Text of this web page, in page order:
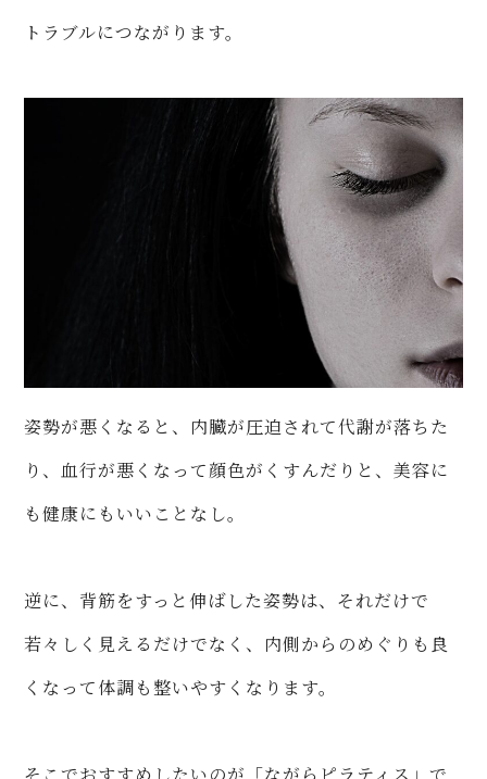
トラブルにつながります。
姿勢が悪くなると、内臓が圧迫されて代謝が落ちた
り、血行が悪くなって顔色がくすんだりと、美容に
も健康にもいいことなし。
逆に、背筋をすっと伸ばした姿勢は、それだけで
若々しく見えるだけでなく、内側からのめぐりも良
くなって体調も整いやすくなります。
そこでおすすめしたいのが「ながらピラティス」で